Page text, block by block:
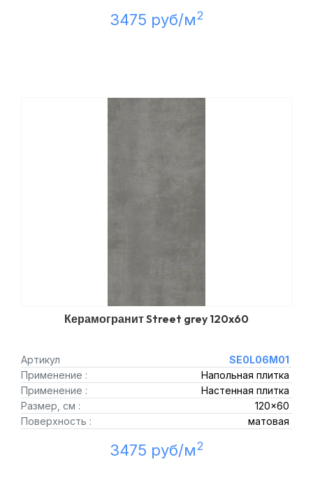
3475 руб/м2
Керамогранит Street grey 120x60
Артикул
SE0L06M01
Применение :
Напольная плитка
Применение :
Настенная плитка
Размер, см :
120x60
Поверхность :
матовая
3475 руб/м2